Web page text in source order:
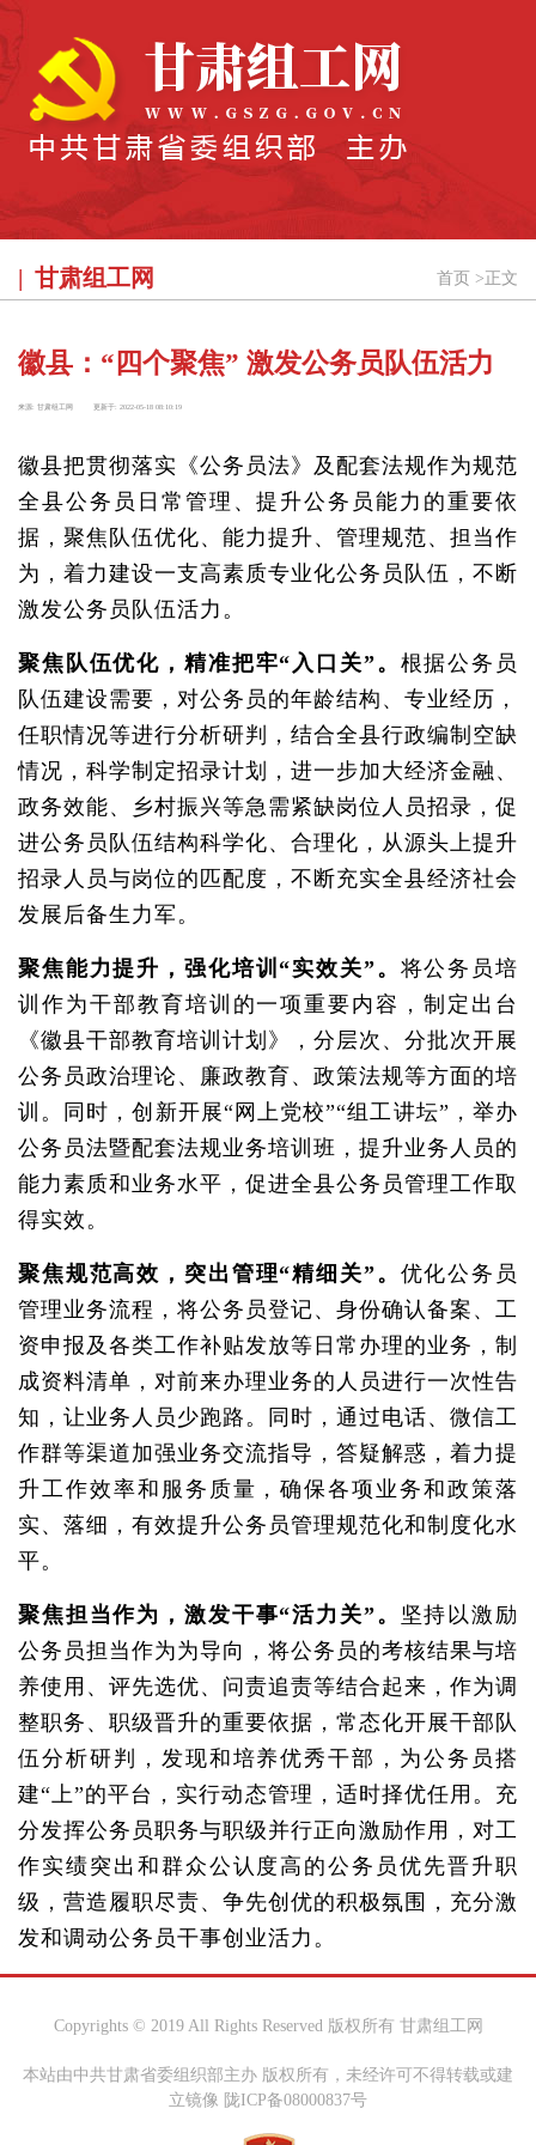
甘肃组工网 首页 > 正文
徽县：“四个聚焦” 激发公务员队伍活力
来源: 甘肃组工网 更新于: 2022-05-18 08:10:19
徽县把贯彻落实《公务员法》及配套法规作为规范
全县公务员日常管理、提升公务员能力的重要依
据，聚焦队伍优化、能力提升、管理规范、担当作
为，着力建设一支高素质专业化公务员队伍，不断
激发公务员队伍活力。
聚焦队伍优化，精准把牢“入口关”。 根据公务员
队伍建设需要，对公务员的年龄结构、专业经历，
任职情况等进行分析研判，结合全县行政编制空缺
情况，科学制定招录计划，进一步加大经济金融、
政务效能、乡村振兴等急需紧缺岗位人员招录，促
进公务员队伍结构科学化、合理化，从源头上提升
招录人员与岗位的匹配度，不断充实全县经济社会
发展后备生力军。
聚焦能力提升，强化培训“实效关”。 将公务员培
训作为干部教育培训的一项重要内容，制定出台
《徽县干部教育培训计划》，分层次、分批次开展
公务员政治理论、廉政教育、政策法规等方面的培
训。同时，创新开展“网上党校”“组工讲坛”，举办
公务员法暨配套法规业务培训班，提升业务人员的
能力素质和业务水平，促进全县公务员管理工作取
得实效。
聚焦规范高效，突出管理“精细关”。 优化公务员
管理业务流程，将公务员登记、身份确认备案、工
资申报及各类工作补贴发放等日常办理的业务，制
成资料清单，对前来办理业务的人员进行一次性告
知，让业务人员少跑路。同时，通过电话、微信工
作群等渠道加强业务交流指导，答疑解惑，着力提
升工作效率和服务质量，确保各项业务和政策落
实、落细，有效提升公务员管理规范化和制度化水
平。
聚焦担当作为，激发干事“活力关”。 坚持以激励
公务员担当作为为导向，将公务员的考核结果与培
养使用、评先选优、问责追责等结合起来，作为调
整职务、职级晋升的重要依据，常态化开展干部队
伍分析研判，发现和培养优秀干部，为公务员搭
建“上”的平台，实行动态管理，适时择优任用。充
分发挥公务员职务与职级并行正向激励作用，对工
作实绩突出和群众公认度高的公务员优先晋升职
级，营造履职尽责、争先创优的积极氛围，充分激
发和调动公务员干事创业活力。
Copyrights © 2019 All Rights Reserved 版权所有 甘肃组工网
本站由中共甘肃省委组织部主办 版权所有，未经许可不得转载或建
立镜像 陇ICP备08000837号